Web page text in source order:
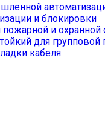
и блокировки
и охранной
для групповой
кабеля